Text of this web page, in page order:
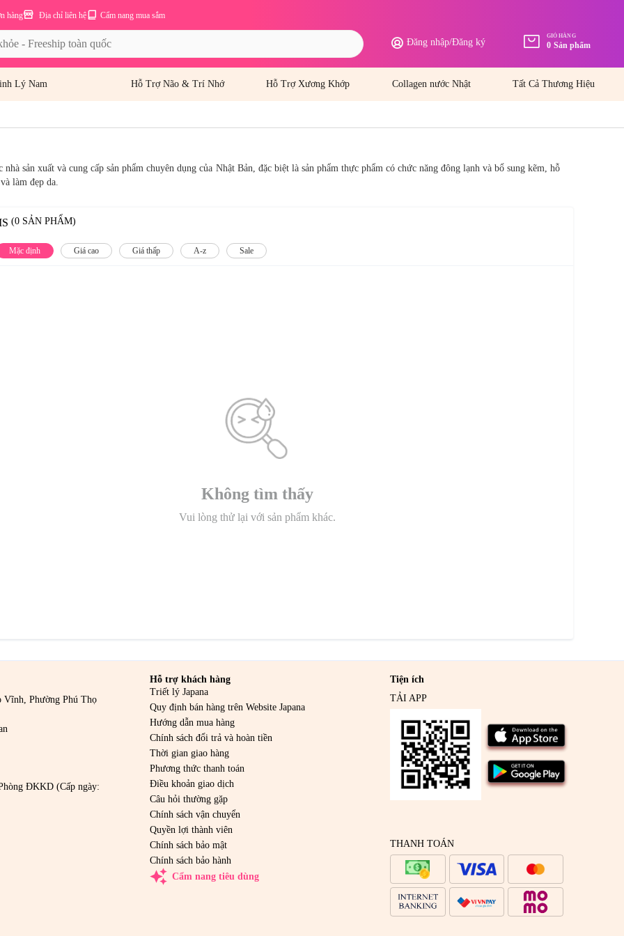
Cẩm nang mua sắm
Địa chỉ liên hệ
hàng
Đăng nhập/Đăng ký
GIỎ HÀNG
0 Sản phẩm
Lý Nam Hỗ Trợ Não & Trí Nhớ Hỗ Trợ Xương Khớp Collagen nước Nhật Tất Cả Thương Hiệu
nhà sản xuất và cung cấp sản phẩm chuyên dụng của Nhật Bản, đặc biệt là sản phẩm thực phẩm có chức năng đông lạnh và bổ sung kẽm, hỗ
làm đẹp da.
(0 SẢN PHẨM)
Mặc định Giá cao Giá thấp A-z Sale
Không tìm thấy
Vui lòng thử lại với sản phẩm khác.
Vĩnh, Phường Phú Thọ
ĐKKD (Cấp ngày:
Hỗ trợ khách hàng
Triết lý Japana
Quy định bán hàng trên Website Japana
Hướng dẫn mua hàng
Chính sách đổi trả và hoàn tiền
Thời gian giao hàng
Phương thức thanh toán
Điều khoản giao dịch
Câu hỏi thường gặp
Chính sách vận chuyển
Quyền lợi thành viên
Chính sách bảo mật
Chính sách bảo hành
auto_awesome Cẩm nang tiêu dùng
Tiện ích
TẢI APP
THANH TOÁN